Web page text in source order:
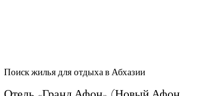
Поиск жилья для отдыха в Абхазии